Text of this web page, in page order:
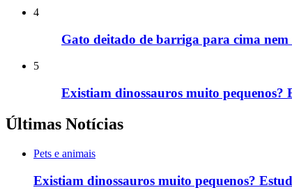
4
Gato deitado de barriga para cima
5
Existiam dinossauros muito pequenos?
Últimas Notícias
Pets e animais
Existiam dinossauros muito pequenos?